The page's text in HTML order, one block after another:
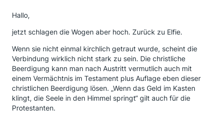
Hallo,
jetzt schlagen die Wogen aber hoch. Zurück zu Elfie.
Wenn sie nicht einmal kirchlich getraut wurde, scheint die
Verbindung wirklich nicht stark zu sein. Die christliche
Beerdigung kann man nach Austritt vermutlich auch mit
einem Vermächtnis im Testament plus Auflage eben dieser
christlichen Beerdigung lösen. „Wenn das Geld im Kasten
klingt, die Seele in den Himmel springt“ gilt auch für die
Protestanten.